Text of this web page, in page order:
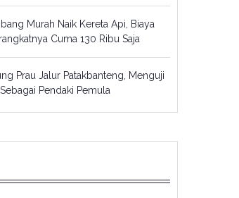
Murah Naik Kereta Api, Biaya
Cuma 130 Ribu Saja
Prau Jalur Patakbanteng, Menguji
Pendaki Pemula